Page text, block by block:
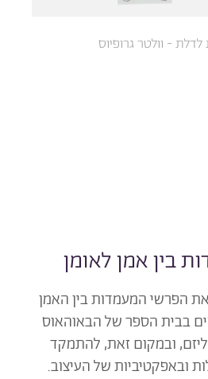
לדלת - וולטר גרופיוס
בין אמן לאומן
הפרשי המעמדות בין האמן
בבית הספר של הבאוהאוס
ובמקום זאת, להתמקד
ובאפקטיביות של העיצוב.